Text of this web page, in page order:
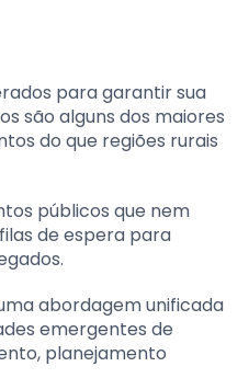
para garantir sua
são alguns dos maiores
do que regiões rurais
públicos que nem
de espera para
abordagem unificada
emergentes de
planejamento